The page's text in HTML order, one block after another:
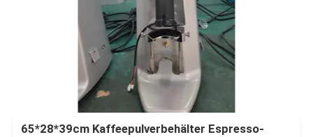
65*28*39cm Kaffeepulverbehälter Espresso-